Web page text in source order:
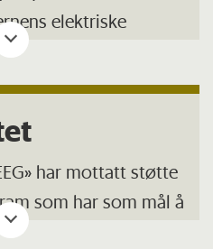
elektriske
består i at man
hodets overflate og
med 21
til å undersøke
har mottatt støtte
som har som mål å
bedrifter med å